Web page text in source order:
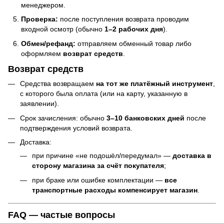
менеджером.
Проверка: после поступления возврата проводим
входной осмотр (обычно 1–2 рабочих дня).
Обмен/рефанд: отправляем обменный товар либо
оформляем возврат средств
Возврат средств
Средства возвращаем на тот же платёжный инструмент,
с которого была оплата (или на карту, указанную в
заявлении).
Срок зачисления: обычно 3–10 банковских дней после
подтверждения условий возврата.
Доставка:
при причине «не подошёл/передумал» — доставка в
сторону магазина за счёт покупателя;
при браке или ошибке комплектации — все
транспортные расходы компенсирует магазин
FAQ — частые вопросы